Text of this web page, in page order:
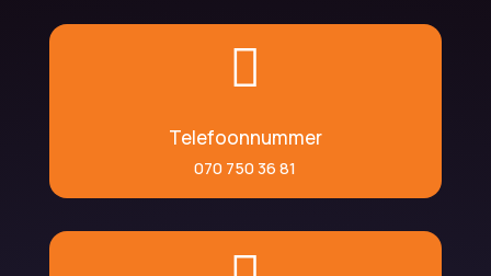

Telefoonnummer
070 750 36 81